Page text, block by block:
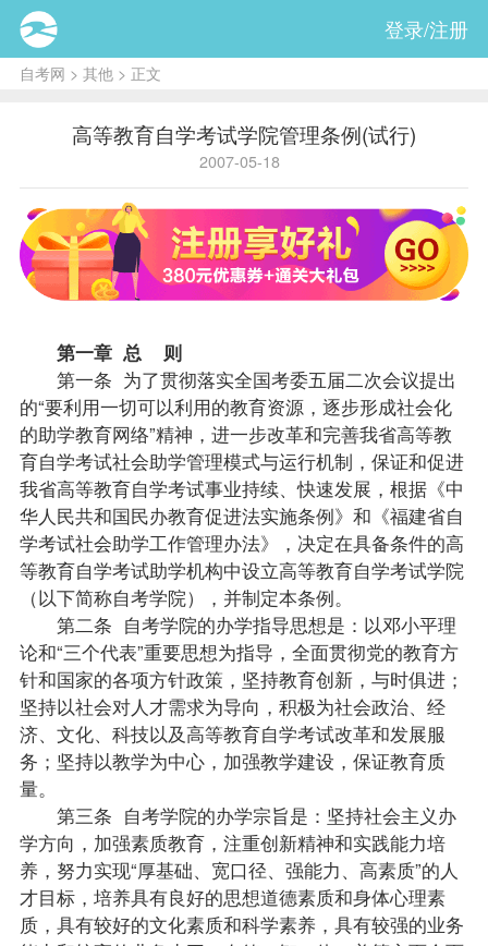
登录/注册
自考网 > 其他 > 正文
高等教育自学考试学院管理条例(试行)
2007-05-18
第一章 总 则
第一条 为了贯彻落实全国考委五届二次会议提出
的“要利用一切可以利用的教育资源，逐步形成社会化
的助学教育网络”精神，进一步改革和完善我省高等教
育自学考试社会助学管理模式与运行机制，保证和促进
我省高等教育自学考试事业持续、快速发展，根据《中
华人民共和国民办教育促进法实施条例》和《福建省自
学考试社会助学工作管理办法》，决定在具备条件的高
等教育自学考试助学机构中设立高等教育自学考试学院
（以下简称自考学院），并制定本条例。
第二条 自考学院的办学指导思想是：以邓小平理
论和“三个代表”重要思想为指导，全面贯彻党的教育方
针和国家的各项方针政策 ，坚持教育创新，与时俱进；
坚持以社会对人才需求为导向，积极为社会政治、经
济、文化、科技以及高等教育自学考试改革和发展服
务；坚持以教学为中心，加强教学建设，保证教育质
量。
第三条 自考学院的办学宗旨是：坚持社会主义办
学方向，加强素质教育，注重创新精神和实践能力培
养，努力实现“厚基础、宽口径、强能力、高素质”的人
才目标，培养具有良好的思想道德素质和身体心理素
质，具有较好的文化素质和科学素养，具有较强的业务